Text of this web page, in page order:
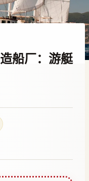
船厂：游艇